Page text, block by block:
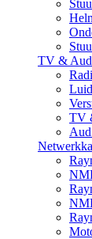
TV &
TV